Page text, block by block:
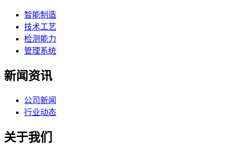
智能制造
技术工艺
检测能力
管理系统
新闻资讯
公司新闻
行业动态
关于我们